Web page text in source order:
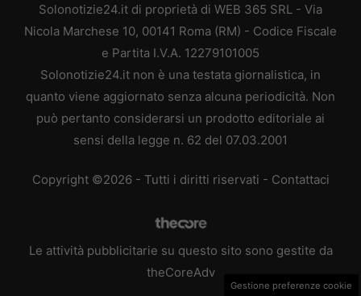
Solonotizie24.it di proprietà di WEB 365 SRL - Via
Nicola Marchese 10, 00141 Roma (RM) - Codice Fiscale
e Partita I.V.A. 12279101005
Solonotizie24.it non è una testata giornalistica, in
quanto viene aggiornato senza alcuna periodicità. Non
può pertanto considerarsi un prodotto editoriale ai
sensi della legge n. 62 del 07.03.2001
Copyright ©2026 - Tutti i diritti riservati - Contattaci
Le attività pubblicitarie su questo sito sono gestite da
theCoreAdv
Gestione preferenze cookie